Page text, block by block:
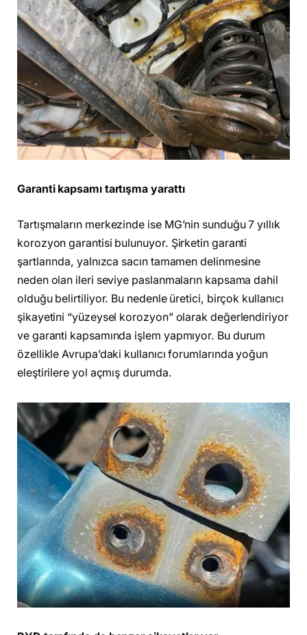
Garanti kapsamı tartışma yarattı
Tartışmaların merkezinde ise MG’nin sunduğu 7 yıllık
korozyon garantisi bulunuyor. Şirketin garanti
şartlarında, yalnızca sacın tamamen delinmesine
neden olan ileri seviye paslanmaların kapsama dahil
olduğu belirtiliyor. Bu nedenle üretici, birçok kullanıcı
şikayetini “yüzeysel korozyon” olarak değerlendiriyor
ve garanti kapsamında işlem yapmıyor. Bu durum
özellikle Avrupa’daki kullanıcı forumlarında yoğun
eleştirilere yol açmış durumda.